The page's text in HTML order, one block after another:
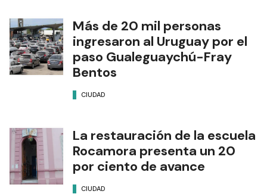
Más de 20 mil personas
ingresaron al Uruguay por el
paso Gualeguaychú-Fray
Bentos
CIUDAD
La restauración de la escuela
Rocamora presenta un 20
por ciento de avance
CIUDAD